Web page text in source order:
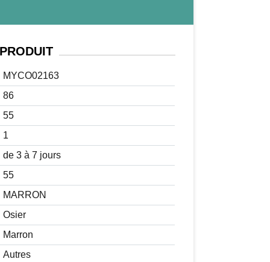
MYCO02163
86
55
1
de 3 à 7 jours
55
MARRON
Osier
Marron
Autres